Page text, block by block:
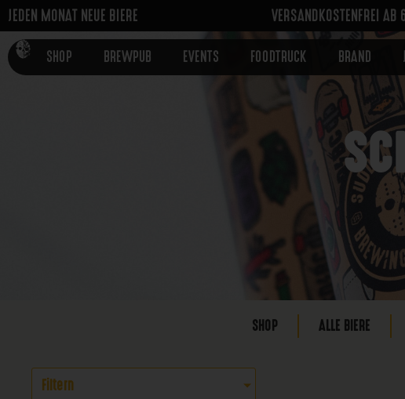
JEDEN MONAT NEUE BIERE VERSANDKOSTENFREI
SHOP BREWPUB EVENTS FOODTRUCK BRAND
SHOP ALLE BIERE
Filtern